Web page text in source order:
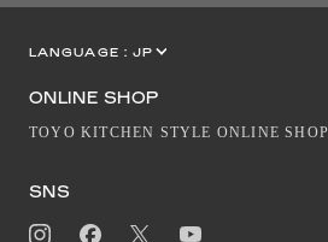
LANGUAGE : JP
ONLINE SHOP
TOYO KITCHEN STYLE ONLINE SHOP
SNS